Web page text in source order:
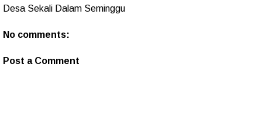
Desa Sekali Dalam Seminggu
No comments:
Post a Comment